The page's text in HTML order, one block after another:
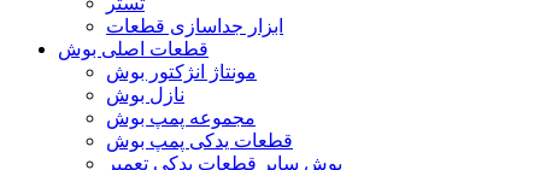
ابزار جداسازی قطعات
قطعات اصلی بوش
مونتاژ انژکتور بوش
نازل بوش
مجموعه پمپ بوش
قطعات یدکی پمپ بوش
بوش سایر قطعات یدکی تعمیر